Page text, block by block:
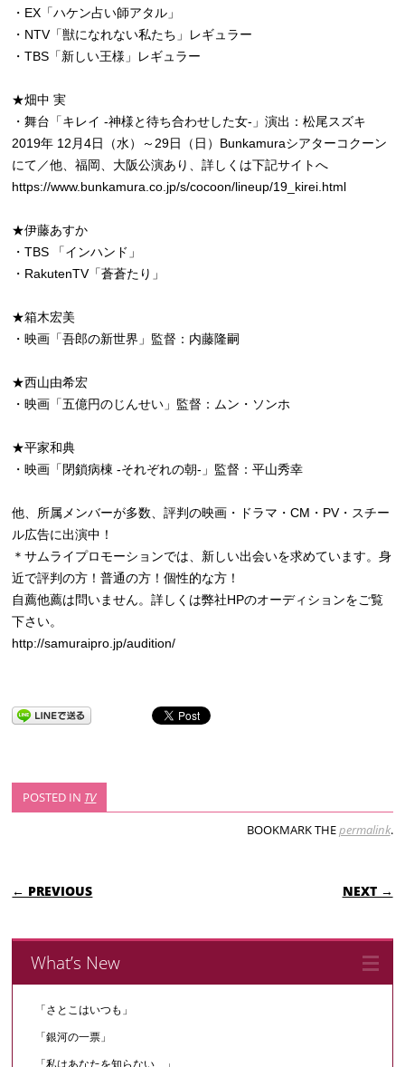
・EX「ハケン占い師アタル」
・NTV「獣になれない私たち」レギュラー
・TBS「新しい王様」レギュラー
★畑中 実
・舞台「キレイ -神様と待ち合わせした女-」演出：松尾スズキ
2019年 12月4日（水）～29日（日）Bunkamuraシアターコクーン
にて／他、福岡、大阪公演あり、詳しくは下記サイトへ
https://www.bunkamura.co.jp/s/cocoon/lineup/19_kirei.html
★伊藤あすか
・TBS 「インハンド」
・RakutenTV「蒼蒼たり」
★箱木宏美
・映画「吾郎の新世界」監督：内藤隆嗣
★西山由希宏
・映画「五億円のじんせい」監督：ムン・ソンホ
★平家和典
・映画「閉鎖病棟 -それぞれの朝-」監督：平山秀幸
他、所属メンバーが多数、評判の映画・ドラマ・CM・PV・スチー
ル広告に出演中！
＊サムライプロモーションでは、新しい出会いを求めています。身
近で評判の方！普通の方！個性的な方！
自薦他薦は問いません。詳しくは弊社HPのオーディションをご覧
下さい。
http://samuraipro.jp/audition/
POSTED IN TV
BOOKMARK THEpermalink.
POST NAVIGATION
← PREVIOUS NEXT →
What’s New
「さとこはいつも」
「銀河の一票」
「私はあなたを知らない、」